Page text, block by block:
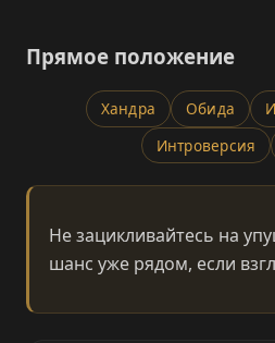
Прямое положение
Хандра Обида
Интроверсия
Не зацикливайтесь на
шанс уже рядом, если